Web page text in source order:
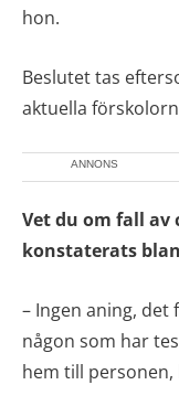
hon.
Beslutet tas
aktuella
ANNONS
Vet du om fall av
konstaterats
– Ingen aning, det
någon som har
hem till